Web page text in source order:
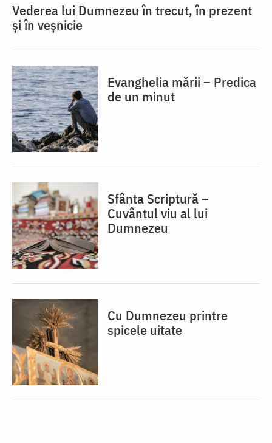
Vederea lui Dumnezeu în trecut, în prezent
și în veșnicie
Evanghelia mării – Predica
de un minut
Sfânta Scriptură –
Cuvântul viu al lui
Dumnezeu
Cu Dumnezeu printre
spicele uitate